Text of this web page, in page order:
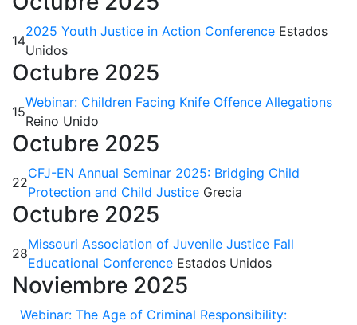
14
2025 Youth Justice in Action Conference Estados
Unidos
Octubre 2025
15
Webinar: Children Facing Knife Offence Allegations
Reino Unido
Octubre 2025
22
CFJ-EN Annual Seminar 2025: Bridging Child
Protection and Child Justice Grecia
Octubre 2025
28
Missouri Association of Juvenile Justice Fall
Educational Conference Estados Unidos
Noviembre 2025
Webinar: The Age of Criminal Responsibility: